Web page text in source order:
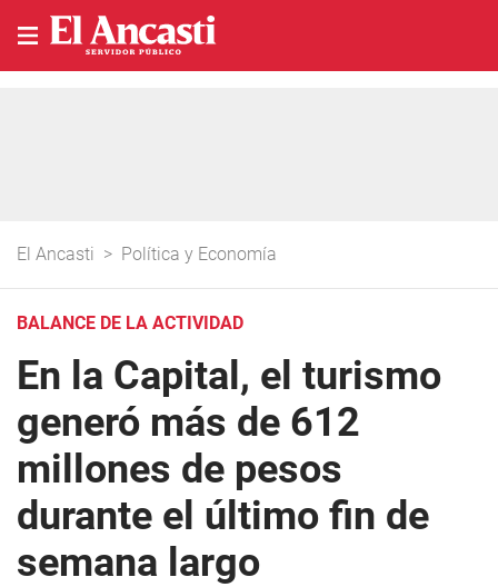
El Ancasti > Política y Economía
BALANCE DE LA ACTIVIDAD
En la Capital, el turismo
generó más de 612
millones de pesos
durante el último fin de
semana largo